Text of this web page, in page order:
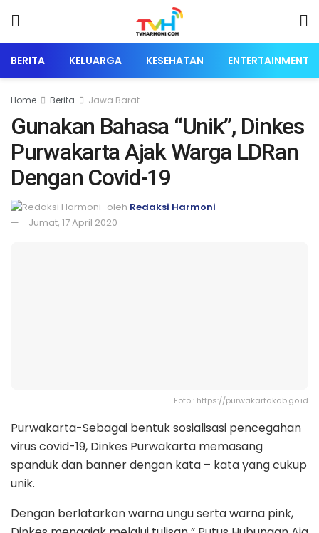
BERITA KELUARGA KESEHATAN ENTERTAINMENT
Home Berita Jawa Barat
Gunakan Bahasa “Unik”, Dinkes
Purwakarta Ajak Warga LDRan
Dengan Covid-19
oleh Redaksi Harmoni
Jumat, 17 April 2020
Foto : https://purwakartakab.go.id
Purwakarta-Sebagai bentuk sosialisasi pencegahan
virus covid-19, Dinkes Purwakarta memasang
spanduk dan banner dengan kata – kata yang cukup
unik.
Dengan berlatarkan warna ungu serta warna pink,